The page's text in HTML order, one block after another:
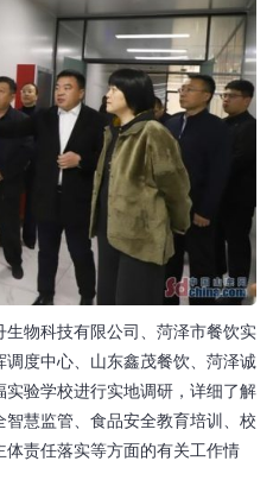
物科技有限公司、菏泽市餐饮实
度中心、山东鑫茂餐饮、菏泽诚
验学校进行实地调研，详细了解
慧监管、食品安全教育培训、校
责任落实等方面的有关工作情